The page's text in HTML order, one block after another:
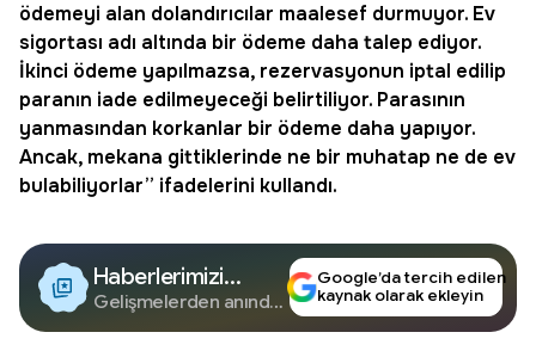
ödemeyi alan dolandırıcılar maalesef durmuyor. Ev
sigortası adı altında bir ödeme daha talep ediyor.
İkinci ödeme yapılmazsa, rezervasyonun iptal edilip
paranın iade edilmeyeceği belirtiliyor. Parasının
yanmasından korkanlar bir ödeme daha yapıyor.
Ancak, mekana gittiklerinde ne bir muhatap ne de ev
bulabiliyorlar” ifadelerini kullandı.
Haberlerimizi
Google'da Takip
Edin
Gelişmelerden anında
Google’da tercih edilen
kaynak olarak ekleyin